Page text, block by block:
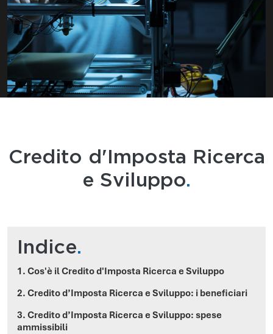
Credito d'Imposta Ricerca
e Sviluppo.
Indice.
1. Cos'è il Credito d'Imposta Ricerca e Sviluppo
2. Credito d’Imposta Ricerca e Sviluppo: i beneficiari
3. Credito d’Imposta Ricerca e Sviluppo: spese
ammissibili